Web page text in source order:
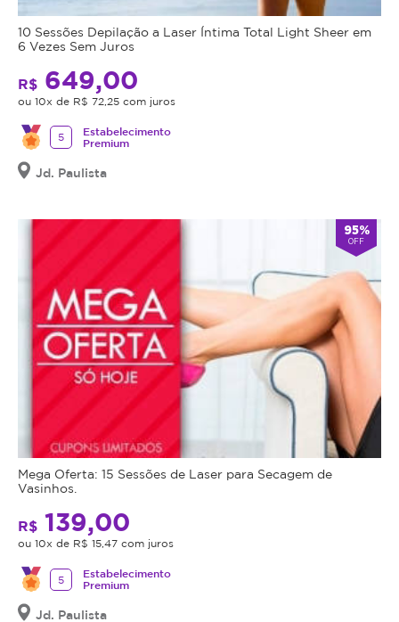
10 Sessões Depilação a Laser Íntima Total Light Sheer em
6 Vezes Sem Juros
R$ 649,00
ou 10x de R$ 72,25 com juros
5
Estabelecimento
Premium
Jd. Paulista
95%
OFF
Mega Oferta: 15 Sessões de Laser para Secagem de
Vasinhos.
R$ 139,00
ou 10x de R$ 15,47 com juros
5
Estabelecimento
Premium
Jd. Paulista